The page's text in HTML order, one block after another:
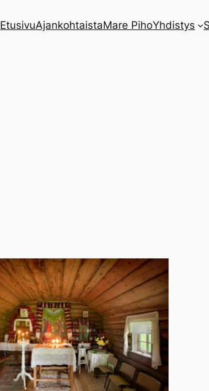
EtusivuAjankohtaistaMare PihoYhdistys